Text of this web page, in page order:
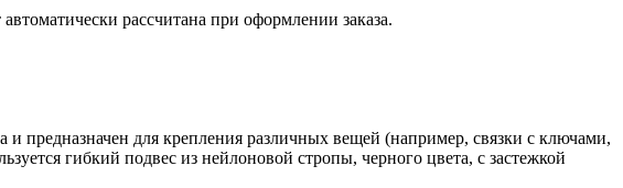
рассчитана при оформлении заказа.
предназначен для крепления различных вещей (например, связки с ключами,
гибкий подвес из нейлоновой стропы, черного цвета, с застежкой
или ремне, шириной до 40 мм.